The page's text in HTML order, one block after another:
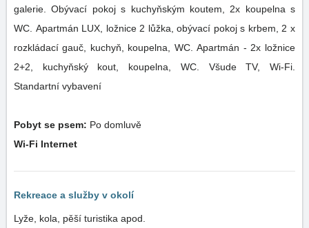
galerie. Obývací pokoj s kuchyňským koutem, 2x koupelna s
WC. Apartmán LUX, ložnice 2 lůžka, obývací pokoj s krbem, 2 x
rozkládací gauč, kuchyň, koupelna, WC. Apartmán - 2x ložnice
2+2, kuchyňský kout, koupelna, WC. Všude TV, Wi-Fi.
Standartní vybavení
Pobyt se psem: Po domluvě
Wi-Fi Internet
Rekreace a služby v okolí
Lyže, kola, pěší turistika apod.